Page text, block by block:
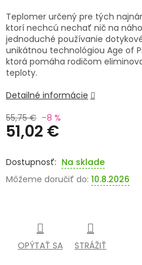
SENIORI
ZNAČKY
Prihlásenie
55,75 € –8 %
51,02 €
cena:
Na sklade
Môžeme doručiť do: 10.8.2026
Teplomer určený pre tých
ktorí nechcú nechať nič na
jednoduché používanie
unikátnou technológiou Age of
ktorá pomáha rodičom
teploty.
Detailné informácie
OPÝTAŤ SA STRÁŽIŤ